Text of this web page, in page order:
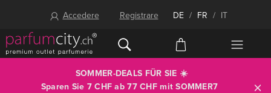
Accedere Registrare DE / FR / IT
SOMMER-DEALS FÜR SIE ☀️
Sparen Sie 7 CHF ab 77 CHF mitSOMMER7